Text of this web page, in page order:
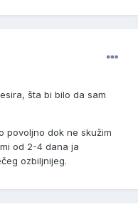
šta bi bilo da sam
povoljno dok ne skužim
od 2-4 dana ja
ozbiljnijeg.